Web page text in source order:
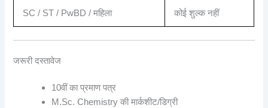
SC / ST / PwBD / महिला कोई शुल्क नहीं
जरूरी दस्तावेज
10वीं का प्रमाण पत्र
M.Sc. Chemistry की मार्कशीट/डिग्री